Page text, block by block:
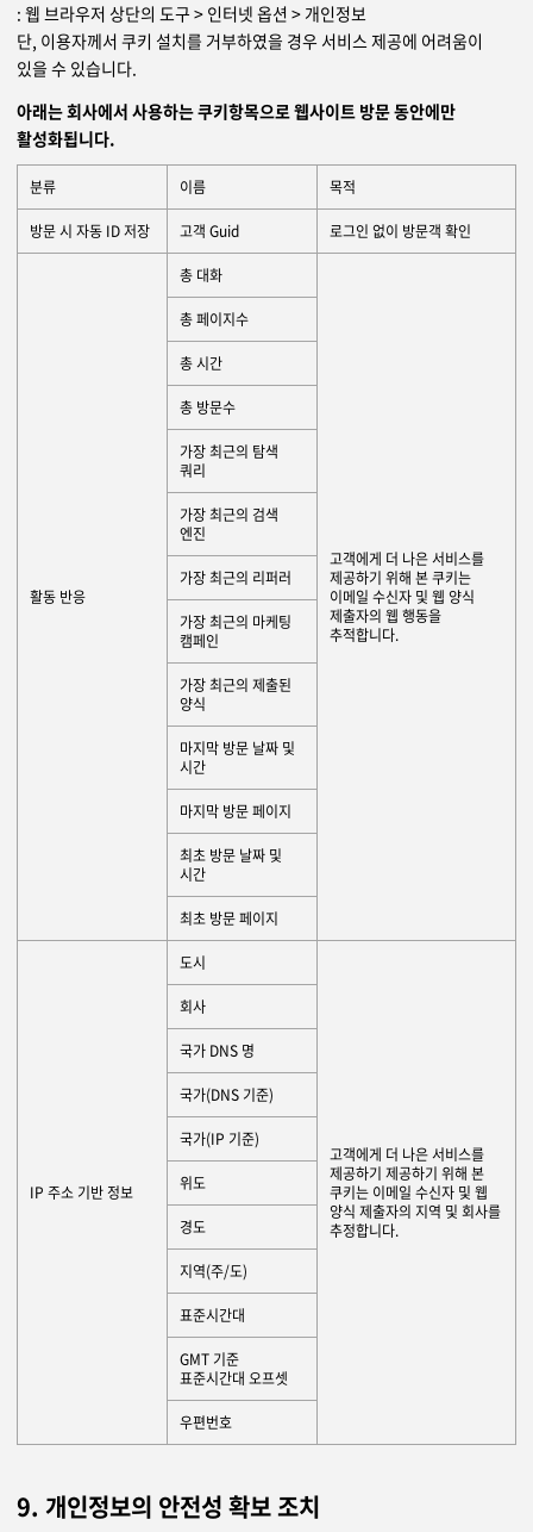
: 웹 브라우저 상단의 도구 > 인터넷 옵션 > 개인정보
단, 이용자께서 쿠키 설치를 거부하였을 경우 서비스 제공에 어려움이
있을 수 있습니다.
아래는 회사에서 사용하는 쿠키항목으로 웹사이트 방문 동안에만
활성화됩니다.
분류 이름 목적
방문 시 자동 ID 저장 고객 Guid 로그인 없이 방문객 확인
활동 반응
총 대화
고객에게 더 나은 서비스를
제공하기 위해 본 쿠키는
이메일 수신자 및 웹 양식
제출자의 웹 행동을
추적합니다.
총 페이지수
총 시간
총 방문수
가장 최근의 탐색
쿼리
가장 최근의 검색
엔진
가장 최근의 리퍼러
가장 최근의 마케팅
캠페인
가장 최근의 제출된
양식
마지막 방문 날짜 및
시간
마지막 방문 페이지
최초 방문 날짜 및
시간
최초 방문 페이지
IP 주소 기반 정보
도시
고객에게 더 나은 서비스를
제공하기 제공하기 위해 본
쿠키는 이메일 수신자 및 웹
양식 제출자의 지역 및 회사를
추정합니다.
회사
국가 DNS 명
국가(DNS 기준)
국가(IP 기준)
위도
경도
지역(주/도)
표준시간대
GMT 기준
표준시간대 오프셋
우편번호
9. 개인정보의 안전성 확보 조치